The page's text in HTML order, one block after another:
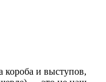
короба и выступов,